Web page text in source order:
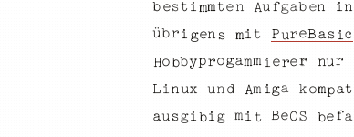
b est i mmte n Au fgab en i n
übr i gen s mi t PureB as ic
Ho bbyprogamm i erer nur
L i nux un d Am iga k ompat
au sgi bi g mi t BeOS be fa